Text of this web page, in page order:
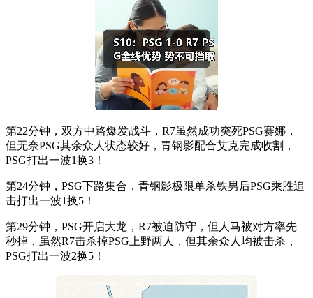
第22分钟，双方中路爆发战斗，R7虽然成功突死PSG赛娜，
但无奈PSG其余众人状态较好，青钢影配合艾克完成收割，
PSG打出一波1换3！
第24分钟，PSG下路集合，青钢影极限单杀铁男后PSG乘胜追
击打出一波1换5！
第29分钟，PSG开启大龙，R7被迫防守，但人马被对方率先
秒掉，虽然R7击杀掉PSG上野两人，但其余众人均被击杀，
PSG打出一波2换5！